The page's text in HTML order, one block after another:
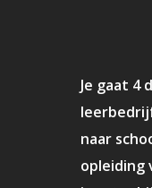
Je gaat 4
naar
opleiding